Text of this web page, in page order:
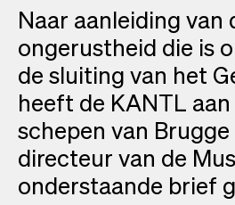
Naar aanleiding van
ongerustheid die is
de sluiting van het
heeft de KANTL
schepen van
directeur van de
onderstaande brief